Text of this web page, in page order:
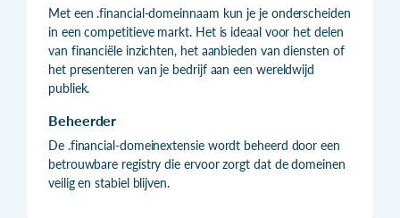
Met een .financial-domeinnaam kun je je onderscheiden
in een competitieve markt. Het is ideaal voor het delen
van financiële inzichten, het aanbieden van diensten of
het presenteren van je bedrijf aan een wereldwijd
publiek.
Beheerder
De .financial-domeinextensie wordt beheerd door een
betrouwbare registry die ervoor zorgt dat de domeinen
veilig en stabiel blijven.